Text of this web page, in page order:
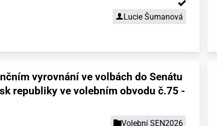
Lucie Šumanová
vyrovnání ve volbách do Senátu
republiky ve volebním obvodu č.75 -
Volební SEN2026